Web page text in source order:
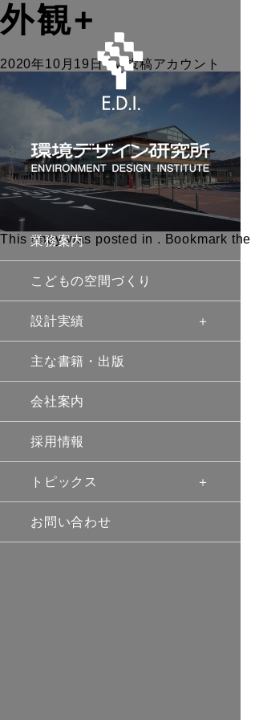
業務案内
こどもの空間づくり
設計実績
主な書籍・出版
会社案内
採用情報
トピックス
お問い合わせ
外観+
2020年10月19日by 投稿アカウント
This entry was posted in . Bookmark the